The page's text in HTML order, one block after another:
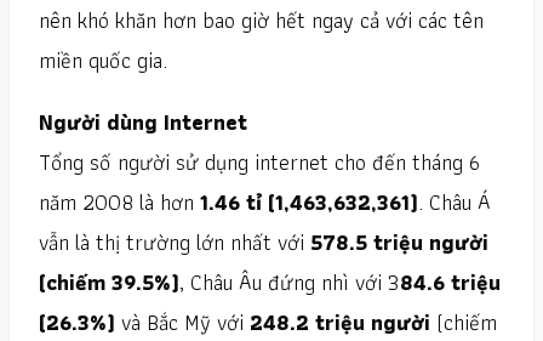
nên khó khăn hơn bao giờ hết ngay cả với các tên
miền quốc gia.
Người dùng Internet
Tổng số người sử dụng internet cho đến tháng 6
năm 2008 là hơn 1.46 tỉ (1,463,632,361). Châu Á
vẫn là thị trường lớn nhất với 578.5 triệu người
(chiếm 39.5%), Châu Âu đứng nhì với 384.6 triệu
(26.3%) và Bắc Mỹ với 248.2 triệu người (chiếm